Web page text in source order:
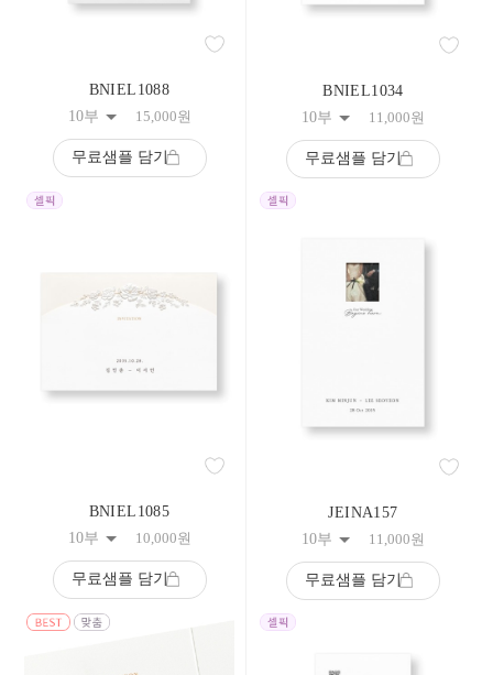
BNIEL1088
10부
15,000원
무료샘플 담기
BNIEL1034
10부
11,000원
무료샘플 담기
BNIEL1085
10부
10,000원
무료샘플 담기
JEINA157
10부
11,000원
무료샘플 담기